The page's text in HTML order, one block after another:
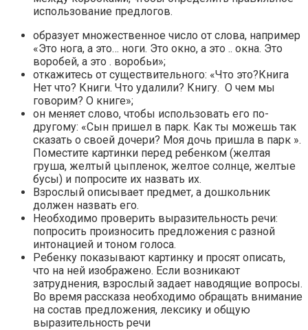
использование предлогов.
образует множественное число от слова, например
«Это нога, а это… ноги. Это окно, а это .. окна. Это
воробей, а это . воробьи»;
откажитесь от существительного: «Что это?Книга
Нет что? Книги. Что удалили? Книгу. О чем мы
говорим? О книге»;
он меняет слово, чтобы использовать его по-
другому: «Сын пришел в парк. Как ты можешь так
сказать о своей дочери? Моя дочь пришла в парк ».
Поместите картинки перед ребенком (желтая
груша, желтый цыпленок, желтое солнце, желтые
бусы) и попросите их назвать их.
Взрослый описывает предмет, а дошкольник
должен назвать его.
Необходимо проверить выразительность речи:
попросить произносить предложения с разной
интонацией и тоном голоса.
Ребенку показывают картинку и просят описать,
что на ней изображено. Если возникают
затруднения, взрослый задает наводящие вопросы.
Во время рассказа необходимо обращать внимание
на состав предложения, лексику и общую
выразительность речи